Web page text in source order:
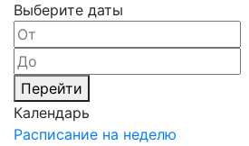
Выберите даты
Перейти
Календарь
Расписание на неделю